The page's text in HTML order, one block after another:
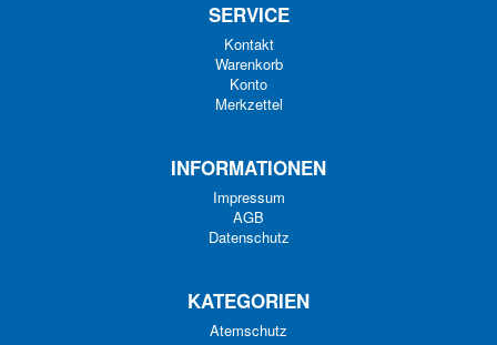
SERVICE
Kontakt
Warenkorb
Konto
Merkzettel
INFORMATIONEN
Impressum
AGB
Datenschutz
KATEGORIEN
Atemschutz